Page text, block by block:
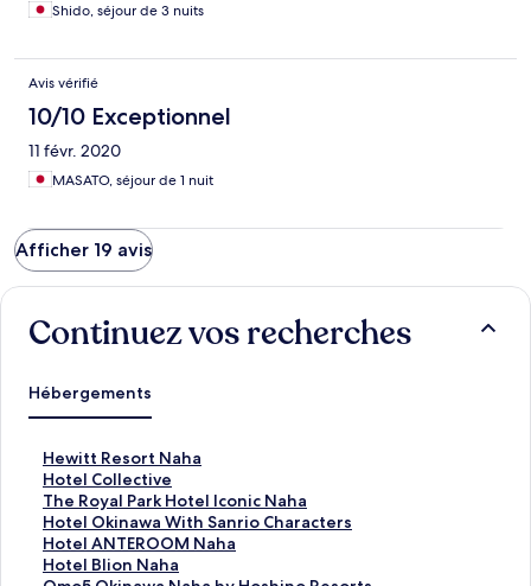
Shido, séjour de 3 nuits
Avis vérifié
10/10 Exceptionnel
11 févr. 2020
MASATO, séjour de 1 nuit
Afficher 19 avis
Continuez vos recherches
Hébergements
Hewitt Resort Naha
L
i
e
n
o
u
Hotel Collective
L
i
e
n
o
The Royal Park Hotel Iconic Naha
L
i
e
n
Hotel Okinawa With Sanrio Characters
L
i
e
Hotel ANTEROOM Naha
L
iHotel Blion Naha
L